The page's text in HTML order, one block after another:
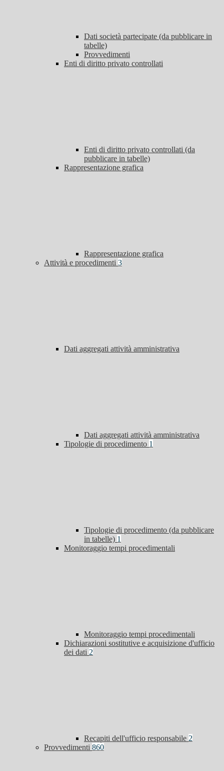
Dati società partecipate (da pubblicare in
tabelle)
Provvedimenti
Enti di diritto privato controllati
Enti di diritto privato controllati (da
pubblicare in tabelle)
Rappresentazione grafica
Rappresentazione grafica
Attività e procedimenti 3
Dati aggregati attività amministrativa
Dati aggregati attività amministrativa
Tipologie di procedimento 1
Tipologie di procedimento (da pubblicare
in tabelle) 1
Monitoraggio tempi procedimentali
Monitoraggio tempi procedimentali
Dichiarazioni sostitutive e acquisizione d'ufficio
dei dati 2
Recapiti dell'ufficio responsabile 2
Provvedimenti 860